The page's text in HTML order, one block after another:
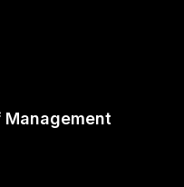
Management